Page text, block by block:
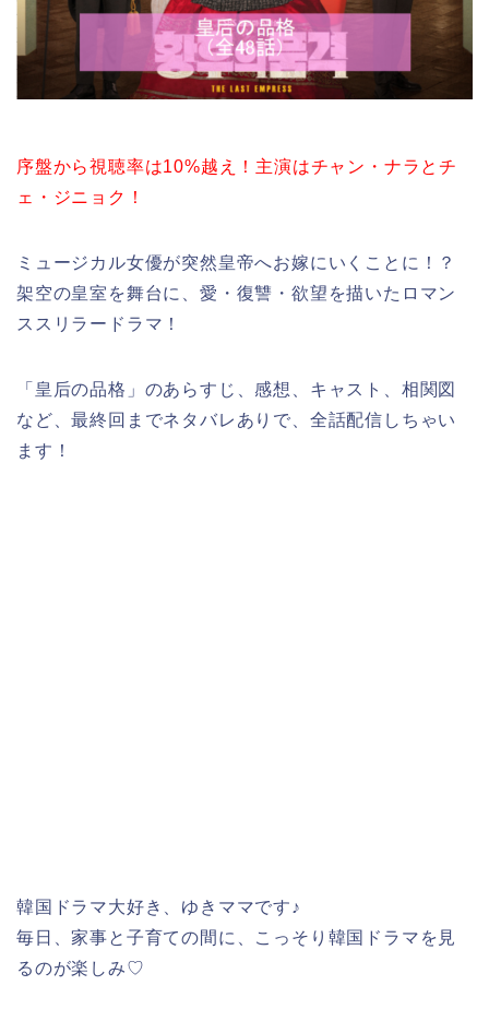
序盤から視聴率は10%越え！主演はチャン・ナラとチ
ェ・ジニョク！
ミュージカル女優が突然皇帝へお嫁にいくことに！？
架空の皇室を舞台に、愛・復讐・欲望を描いたロマン
ススリラードラマ！
「皇后の品格」のあらすじ、感想、キャスト、相関図
など、最終回までネタバレありで、全話配信しちゃい
ます！
韓国ドラマ大好き、ゆきママです♪
毎日、家事と子育ての間に、こっそり韓国ドラマを見
るのが楽しみ♡